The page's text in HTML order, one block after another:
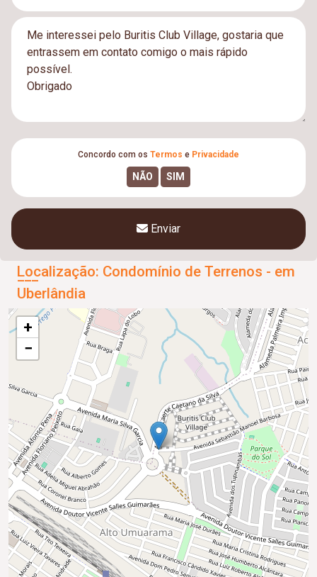
Concordo com os Termos e Privacidade
Enviar
Localização: Condomínio de Terrenos - em
Uberlândia
+
−